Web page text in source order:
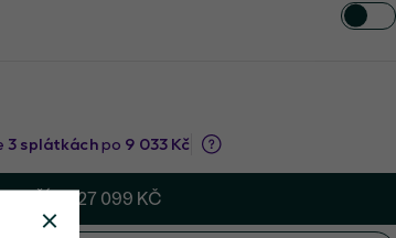
27 099 KČ